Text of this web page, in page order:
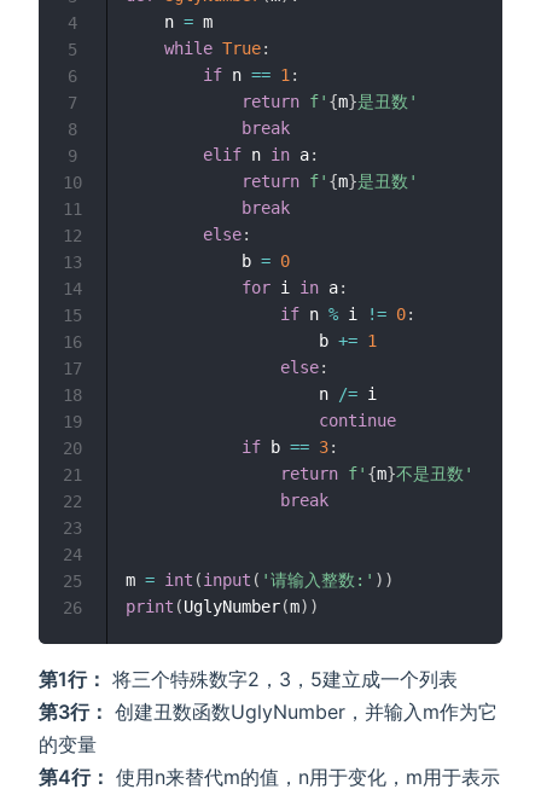
    n
= m
while True:
if n == 1 :
return f' {m}是丑数'
break
elif n in a:
return f' {m}是丑数'
break
else:
            b
= 0
for i in a:
if n % i != 0:
                    b
+= 1
else:
                    n
/= i
continue
if b == 3:
return f' {m}不是丑数'
break
m = int (input ( '请输入整数:' ) )
print (UglyNumber(m) )
4
5
6
7
8
9
10
11
12
13
14
15
16
17
18
19
20
21
22
23
24
25
26
第1行： 将三个特殊数字2，3，5建立成一个列表
第3行： 创建丑数函数UglyNumber，并输入m作为它
的变量
第4行： 使用n来替代m的值，n用于变化，m用于表示